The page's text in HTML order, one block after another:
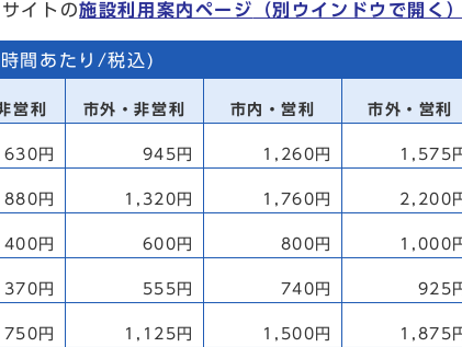
イトの施設利用案内ページ （別ウインドウで開く）
間あたり/税込)
営利 市外・非営利 市内・営利 市外・営利
630円 945円 1,260円 1,575
880円 1,320円 1,760円 2,200
400円 600円 800円 1,000
370円 555円 740円 925
750円 1,125円 1,500円 1,875